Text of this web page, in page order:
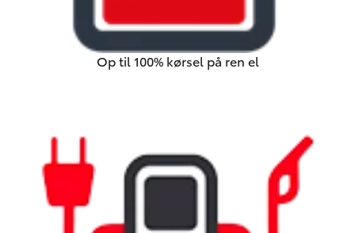
Op til 100% kørsel på ren el